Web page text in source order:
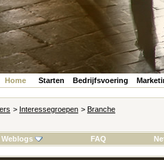
Home Starten Bedrijfsvoering
> Interessegroepen > Branche
Weblogs FAQ